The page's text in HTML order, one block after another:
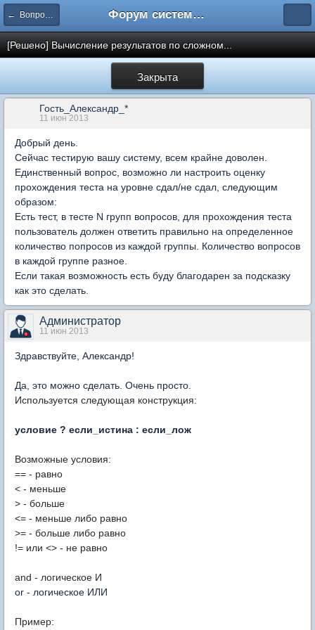
← Вопросы составления тестов Форум системы тестирования INDIGO
[Решено] Вычисление результатов по сложном...
Закрыта
Гость_Александр_*
11 июн 2013
Добрый день.
Сейчас тестирую вашу систему, всем крайне доволен.
Единственный вопрос, возможно ли настроить оценку
прохождения теста на уровне сдал/не сдал, следующим
образом:
Есть тест, в тесте N групп вопросов, для прохождения теста
пользователь должен ответить правильно на определенное
количество попросов из каждой группы. Количество вопросов
в каждой группе разное.
Если такая возможность есть буду благодарен за подсказку
как это сделать.
Администратор
11 июн 2013
Здравствуйте, Александр!
Да, это можно сделать. Очень просто.
Используется следующая конструкция:
условие ? если_истина : если_лож
Возможные условия:
== - равно
< - меньше
> - больше
<= - меньше либо равно
>= - больше либо равно
!= или <> - не равно
and - логическое И
or - логическое ИЛИ
Пример: